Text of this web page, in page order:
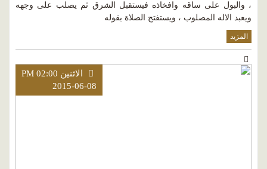
، والبول على ساقه وافخاذه فيستقبل الشرق ثم يصلب على وجهه
ويعبد الاله المصلوب ، ويستفتح الصلاة بقوله
المزيد
الاثنين PM 02:00
2015-06-08